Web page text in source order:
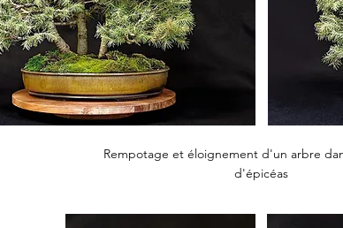
Rempotage et éloignement d'un arbre
d'épicéas